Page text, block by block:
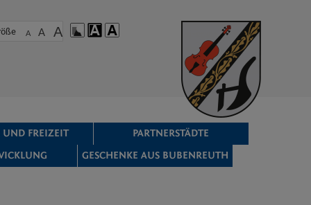
A A A
UND FREIZEIT
PARTNERSTÄDTE
GESCHENKE AUS BUBENREUTH